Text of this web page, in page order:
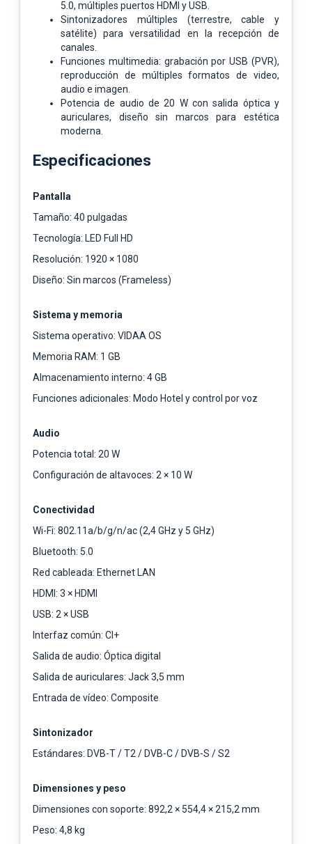
5.0, múltiples puertos HDMI y USB.
Sintonizadores múltiples (terrestre, cable y
satélite) para versatilidad en la recepción de
canales.
Funciones multimedia: grabación por USB (PVR),
reproducción de múltiples formatos de video,
audio e imagen.
Potencia de audio de 20 W con salida óptica y
auriculares, diseño sin marcos para estética
moderna.
Especificaciones
Pantalla
Tamaño: 40 pulgadas
Tecnología: LED Full HD
Resolución: 1920 × 1080
Diseño: Sin marcos (Frameless)
Sistema y memoria
Sistema operativo: VIDAA OS
Memoria RAM: 1 GB
Almacenamiento interno: 4 GB
Funciones adicionales: Modo Hotel y control por voz
Audio
Potencia total: 20 W
Configuración de altavoces: 2 × 10 W
Conectividad
Wi-Fi: 802.11a/b/g/n/ac (2,4 GHz y 5 GHz)
Bluetooth: 5.0
Red cableada: Ethernet LAN
HDMI: 3 × HDMI
USB: 2 × USB
Interfaz común: CI+
Salida de audio: Óptica digital
Salida de auriculares: Jack 3,5 mm
Entrada de vídeo: Composite
Sintonizador
Estándares: DVB-T / T2 / DVB-C / DVB-S / S2
Dimensiones y peso
Dimensiones con soporte: 892,2 × 554,4 × 215,2 mm
Peso: 4,8 kg